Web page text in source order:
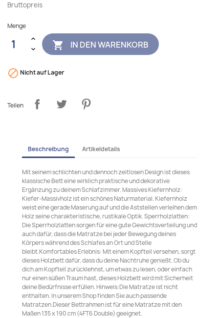
Bruttopreis
Menge
 IN DEN WARENKORB
 Nicht auf Lager
Teilen
Beschreibung Artikeldetails
Mit seinem schlichten und dennoch zeitlosen Design ist dieses
klassische Bett eine wirklich praktische und dekorative
Ergänzung zu deinem Schlafzimmer. Massives Kiefernholz:
Kiefer-Massivholz ist ein schönes Naturmaterial. Kiefernholz
weist eine gerade Maserung auf und die Aststellen verleihen dem
Holz seine charakteristische, rustikale Optik. Sperrholzlatten:
Die Sperrholzlatten sorgen für eine gute Gewichtsverteilung und
auch dafür, dass die Matratze bei jeder Bewegung deines
Körpers während des Schlafes an Ort und Stelle
bleibt.Komfortables Erlebnis: Mit einem Kopfteil versehen, sorgt
dieses Holzbett dafür, dass du deine Nachtruhe genießt. Ob du
dich am Kopfteil zurücklehnst, um etwas zu lesen, oder einfach
nur einen süßen Traum hast, dieses Holzbett wird mit Sicherheit
deine Bedürfnisse erfüllen. Hinweis:Die Matratze ist nicht
enthalten. In unserem Shop finden Sie auch passende
Matratzen.Dieser Bettrahmen ist für eine Matratze mit den
Maßen 135 x 190 cm (4FT6 Double) geeignet.